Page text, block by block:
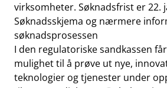
virksomheter. Søknadsfrist er 22.
Søknadsskjema og nærmere
søknadsprosessen
I den regulatoriske sandkassen
mulighet til å prøve ut nye,
teknologier og tjenester under